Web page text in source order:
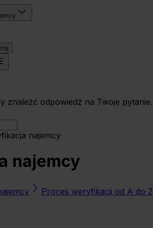
znaleźć odpowiedź na Twoje pytanie.
najemcy
najemcy
Proces weryfikacji od A do Z